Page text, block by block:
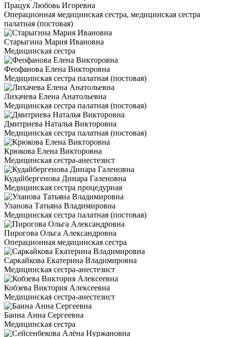
Працук Любовь Игоревна
Операционная медицинская сестра, медицинская сестра
палатная (постовая)
Старыгина Мария Ивановна
Медицинская сестра
Феофанова Елена Викторовна
Медицинская сестра палатная (постовая)
Лихачева Елена Анатольевна
Медицинская сестра палатная (постовая)
Дмитриева Наталья Викторовна
Медицинская сестра палатная (постовая)
Крюкова Елена Викторовна
Медицинская сестра-анестезист
Кудайбергенова Динара Галеновна
Медицинская сестра процедурная
Уланова Татьяна Владимировна
Медицинская сестра палатная (постовая)
Пирогова Ольга Александровна
Операционная медицинская сестра
Саркайкова Екатерина Владимировна
Медицинская сестра-анестезист
Кобзева Виктория Алексеевна
Медицинская сестра-анестезист
Баина Анна Сергеевна
Медицинская сестра